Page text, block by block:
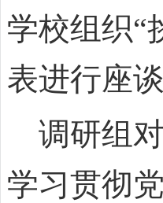
学校组织“
表进行座谈
调研组对
学习贯彻